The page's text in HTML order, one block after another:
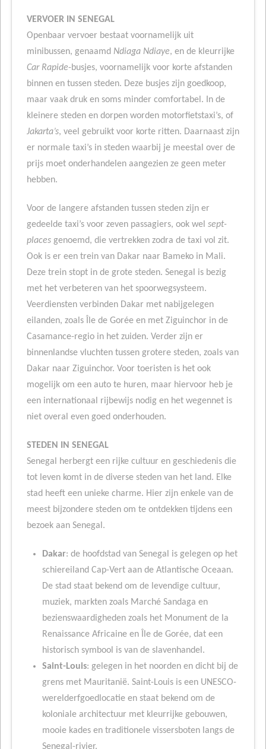
VERVOER IN SENEGAL
Openbaar vervoer bestaat voornamelijk uit
minibussen, genaamd Ndiaga Ndiaye, en de kleurrijke
Car Rapide-busjes, voornamelijk voor korte afstanden
binnen en tussen steden. Deze busjes zijn goedkoop,
maar vaak druk en soms minder comfortabel. In de
kleinere steden en dorpen worden motorfietstaxi’s, of
Jakarta’s, veel gebruikt voor korte ritten. Daarnaast zijn
er normale taxi’s in steden waarbij je meestal over de
prijs moet onderhandelen aangezien ze geen meter
hebben.
Voor de langere afstanden tussen steden zijn er
gedeelde taxi’s voor zeven passagiers, ook wel sept-
placesgenoemd, die vertrekken zodra de taxi vol zit.
Ook is er een trein van Dakar naar Bameko in Mali.
Deze trein stopt in de grote steden. Senegal is bezig
met het verbeteren van het spoorwegsysteem.
Veerdiensten verbinden Dakar met nabijgelegen
eilanden, zoals Île de Gorée en met Ziguinchor in de
Casamance-regio in het zuiden. Verder zijn er
binnenlandse vluchten tussen grotere steden, zoals van
Dakar naar Ziguinchor. Voor toeristen is het ook
mogelijk om een auto te huren, maar hiervoor heb je
een internationaal rijbewijs nodig en het wegennet is
niet overal even goed onderhouden.
STEDEN IN SENEGAL
Senegal herbergt een rijke cultuur en geschiedenis die
tot leven komt in de diverse steden van het land. Elke
stad heeft een unieke charme. Hier zijn enkele van de
meest bijzondere steden om te ontdekken tijdens een
bezoek aan Senegal.
Dakar: de hoofdstad van Senegal is gelegen op het
schiereiland Cap-Vert aan de Atlantische Oceaan.
De stad staat bekend om de levendige cultuur,
muziek, markten zoals Marché Sandaga en
bezienswaardigheden zoals het Monument de la
Renaissance Africaine en Île de Gorée, dat een
historisch symbool is van de slavenhandel.
Saint-Louis: gelegen in het noorden en dicht bij de
grens met Mauritanië. Saint-Louis is een UNESCO-
werelderfgoedlocatie en staat bekend om de
koloniale architectuur met kleurrijke gebouwen,
mooie kades en traditionele vissersboten langs de
Senegal-rivier.